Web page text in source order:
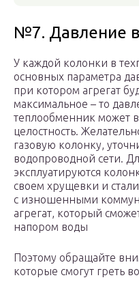
№7. Давление
У каждой колонки в
основных параметра
при котором агрегат
максимальное – то
теплообменник может
целостность.
газовую колонку,
водопроводной сети.
эксплуатируются
своем хрущевки и
с изношенными
агрегат, который
напором воды
Поэтому обращайте
которые смогут греть